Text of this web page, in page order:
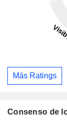
Más Ratings
Consenso de